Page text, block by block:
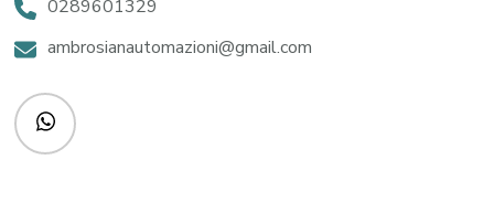
0289601329
ambrosianautomazioni@gmail.com